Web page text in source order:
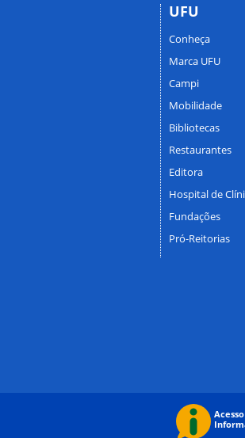
UFU
Conheça
Marca UFU
Campi
Mobilidade
Bibliotecas
Restaurantes
Editora
Hospital de
Fundações
Pró-Reitorias